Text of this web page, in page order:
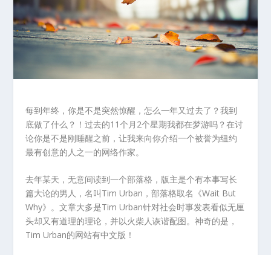
每到年终，你是不是突然惊醒，怎么一年又过去了？我到
底做了什么？！过去的11个月2个星期我都在梦游吗？在讨
论你是不是刚睡醒之前，让我来向你介绍一个被誉为纽约
最有创意的人之一的网络作家。
去年某天，无意间读到一个部落格，版主是个有本事写长
篇大论的男人，名叫Tim Urban，部落格取名《Wait But
Why》。文章大多是Tim Urban针对社会时事发表看似无厘
头却又有道理的理论，并以火柴人诙谐配图。神奇的是，
Tim Urban的网站有中文版！